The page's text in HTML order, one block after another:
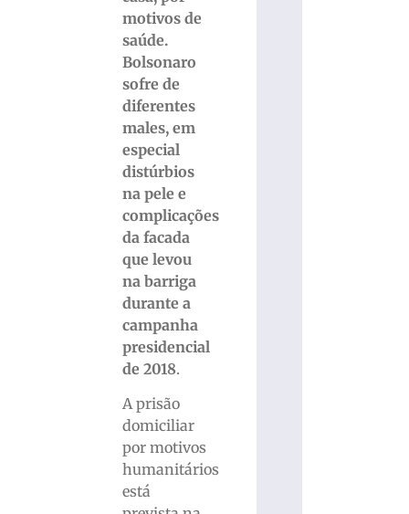
motivos de
saúde.
Bolsonaro
sofre de
diferentes
males, em
especial
distúrbios
na pele e
complicações
da facada
que levou
na barriga
durante a
campanha
presidencial
de 2018.
A prisão
domiciliar
por motivos
humanitários
está